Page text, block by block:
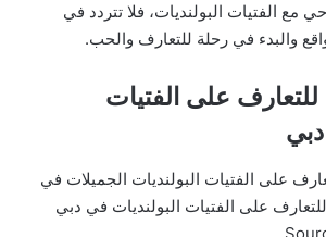
مع الفتيات البولنديات، فلا تتردد في
والبدء في رحلة للتعارف والحب.
للتعارف على الفتيات